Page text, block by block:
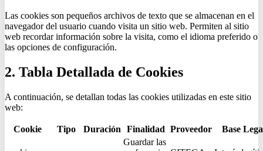
Las cookies son pequeños archivos de texto que se almacenan en el
navegador del usuario cuando visita un sitio web. Permiten al sitio
web recordar información sobre la visita, como el idioma preferido o
las opciones de configuración.
2. Tabla Detallada de Cookies
A continuación, se detallan todas las cookies utilizadas en este sitio
web:
Cookie Tipo Duración Finalidad Proveedor Base
Guardar las